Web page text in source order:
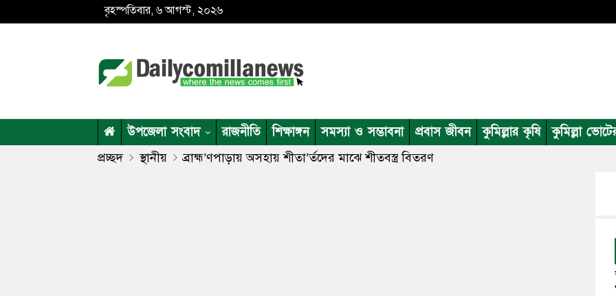
বৃহস্পতিবার, ৬ আগস্ট, ২০২৬
উপজেলা সংবাদ রাজনীতি শিক্ষাঙ্গন সমস্যা ও সম্ভাবনা প্রবাস জীবন কুমিল্লার কৃষি কুমিল্লা
প্রচ্ছদ স্থানীয় ব্রাহ্ম’ণপাড়ায় অসহায় শীতা’র্তদের মাঝে শীতবস্ত্র বিতরণ